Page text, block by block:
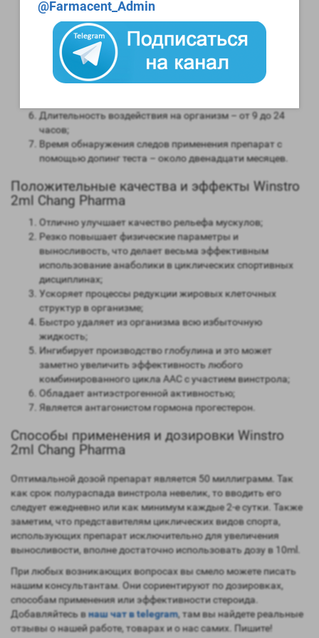
@Farmacent_Admin
сравнении мужским гормоном;
Андрогенная активность – 30 процентов в сравнении с
мужским гормоном;
Способность конвертироваться в женские гормоны
(ароматизация) – отсутствует;
Степень нагрузки на печень – средняя;
Длительность воздействия на организм – от 9 до 24
часов;
Время обнаружения следов применения препарат с
помощью допинг теста – около двенадцати месяцев.
Положительные качества и эффекты Winstro
2ml Chang Pharma
Отлично улучшает качество рельефа мускулов;
Резко повышает физические параметры и
выносливость, что делает весьма эффективным
использование анаболики в циклических спортивных
дисциплинах;
Ускоряет процессы редукции жировых клеточных
структур в организме;
Быстро удаляет из организма всю избыточную
жидкость;
Ингибирует производство глобулина и это может
заметно увеличить эффективность любого
комбинированного цикла ААС с участием винстрола;
Обладает антиэстрогенной активностью;
Является антагонистом гормона прогестерон.
Способы применения и дозировки Winstro
2ml Chang Pharma
Оптимальной дозой препарат является 50 миллиграмм. Так
как срок полураспада винстрола невелик, то вводить его
следует ежедневно или как минимум каждые 2-е сутки. Также
заметим, что представителям циклических видов спорта,
использующих препарат исключительно для увеличения
выносливости, вполне достаточно использовать дозу в 10ml.
При любых возникающих вопросах вы смело можете писать
нашим консультантам. Они сориентируют по дозировках,
способам применения или эффективности стероида.
Добавляйтесь внаш чат в telegram, там вы найдете реальные
отзывы о нашей работе, товарах и о нас самих. Пишите!